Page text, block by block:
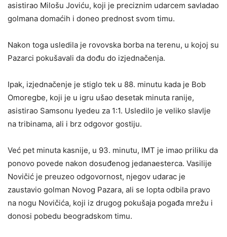
asistirao Milošu Joviću, koji je preciznim udarcem savladao
golmana domaćih i doneo prednost svom timu.
Nakon toga usledila je rovovska borba na terenu, u kojoj su
Pazarci pokušavali da dođu do izjednačenja.
Ipak, izjednačenje je stiglo tek u 88. minutu kada je Bob
Omoregbe, koji je u igru ušao desetak minuta ranije,
asistirao Samsonu Iyedeu za 1:1. Usledilo je veliko slavlje
na tribinama, ali i brz odgovor gostiju.
Već pet minuta kasnije, u 93. minutu, IMT je imao priliku da
ponovo povede nakon dosuđenog jedanaesterca. Vasilije
Novičić je preuzeo odgovornost, njegov udarac je
zaustavio golman Novog Pazara, ali se lopta odbila pravo
na nogu Novičića, koji iz drugog pokušaja pogađa mrežu i
donosi pobedu beogradskom timu.